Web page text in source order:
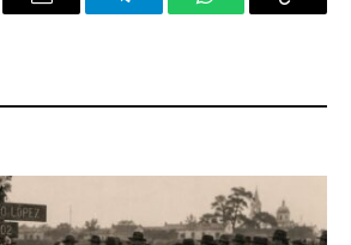
Email TelegramWhatsAppCopy